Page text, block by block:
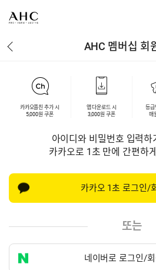
AHC 멤버십 회
카카오플친 추가 시
5,000원 쿠폰
앱 다운로드 시
3,000원 쿠폰
등급
매
아이디와 비밀번호 입력하
카카오로 1초 만에 간편하
카카오 1초 로그인/
또는
네이버로 로그인/